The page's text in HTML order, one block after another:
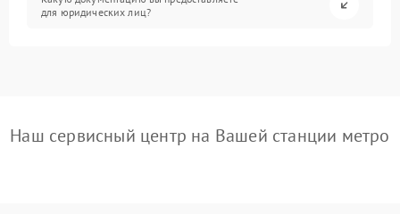
для юридических лиц?
Наш сервисный центр на Вашей станции метро